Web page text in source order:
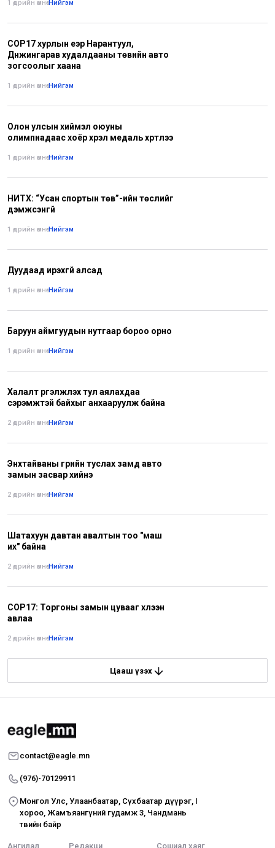
1 өдрийн өмнө•Нийгэм
COP17 хурлын үеэр Нарантуул,
Дүнжингарав худалдааны төвийн авто
зогсоолыг хаана
1 өдрийн өмнө•Нийгэм
Олон улсын хиймэл оюуны
олимпиадаас хоёр хүрэл медаль хүртлээ
1 өдрийн өмнө•Нийгэм
НИТХ: “Усан спортын төв”-ийн төслийг
дэмжсэнгүй
1 өдрийн өмнө•Нийгэм
Дуудаад ирэхгүй алсад
1 өдрийн өмнө•Нийгэм
Баруун аймгуудын нутгаар бороо орно
1 өдрийн өмнө•Нийгэм
Халалт үргэлжлэх тул аялахдаа
сэрэмжтэй байхыг анхааруулж байна
2 өдрийн өмнө•Нийгэм
Энхтайваны гүүрийн туслах замд авто
замын засвар хийнэ
2 өдрийн өмнө•Нийгэм
Шатахуун давтан авалтын тоо "маш
их" байна
2 өдрийн өмнө•Нийгэм
COP17: Торгоны замын цувааг хүлээн
авлаа
2 өдрийн өмнө•Нийгэм
Цааш үзэх
contact@eagle.mn
(976)-70129911
Монгол Улс, Улаанбаатар, Сүхбаатар дүүрэг, I
хороо, Жамъяангүний гудамж 3, Чандмань
төвийн байр
Ангилал Редакци Сошиал хаяг